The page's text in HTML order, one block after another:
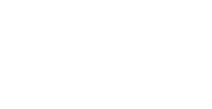
مجهول قبالة سلطنة عمان
كأداة ضد روسيا